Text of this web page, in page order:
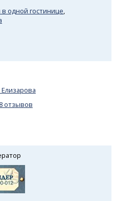
одной гостинице,
отзывов